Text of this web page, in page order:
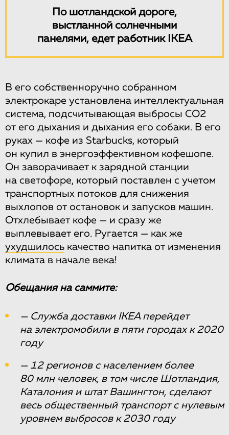
По шотландской дороге,
выстланной солнечными
панелями, едет работник IKEA
В его собственноручно собранном
электрокаре установлена интеллектуальная
система, подсчитывающая выбросы CO2
от его дыхания и дыхания его собаки. В его
руках — кофе из Starbucks, который
он купил в энергоэффективном кофешопе.
Он заворачивает к зарядной станции
на светофоре, который поставлен с учетом
транспортных потоков для снижения
выхлопов от остановок и запусков машин.
Отхлебывает кофе — и сразу же
выплевывает его. Ругается — как же
ухудшилось качество напитка от изменения
климата в начале века!
Обещания на саммите:
— Служба доставки IKEA перейдет
на электромобили в пяти городах к 2020
году
— 12 регионов с населением более
80 млн человек, в том числе Шотландия,
Каталония и штат Вашингтон, сделают
весь общественный транспорт с нулевым
уровнем выбросов к 2030 году